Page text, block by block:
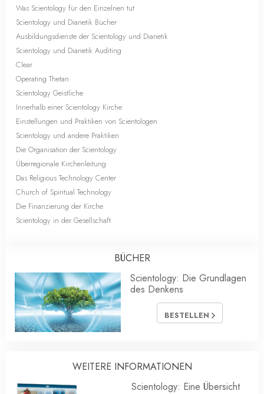
Was Scientology für den Einzelnen tut
Scientology und Dianetik Bücher
Ausbildungsdienste der Scientology und Dianetik
Scientology und Dianetik Auditing
Clear
Operating Thetan
Scientology Geistliche
Innerhalb einer Scientology Kirche
Einstellungen und Praktiken von Scientologen
Scientology und andere Praktiken
Die Organisation der Scientology
Überregionale Kirchenleitung
Das Religious Technology Center
Church of Spiritual Technology
Die Finanzierung der Kirche
Scientology in der Gesellschaft
BÜCHER
Scientology: Die Grundlagen
des Denkens
BESTELLEN
WEITERE INFORMATIONEN
Scientology: Eine Übersicht